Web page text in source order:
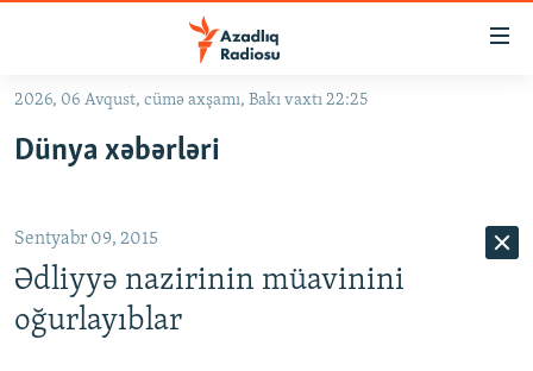
Əsas
qayıt
qayıt
Axtarışa
#İZAHLA
#ƏSLINDƏ
FƏRQƏ BAX
QANUNI DOĞRU
2026, 06 Avqust, cümə axşamı, Bakı vaxtı 22:25
Dünya xəbərləri
Sentyabr 09, 2015
Ədliyyə nazirinin müavinini
oğurlayıblar